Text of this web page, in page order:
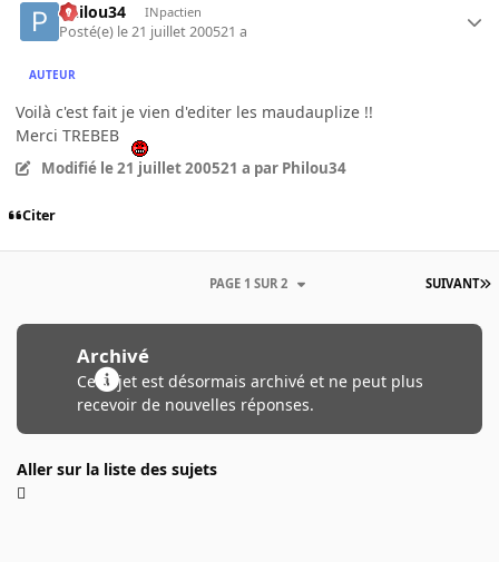
Philou34 INpactien
Posté(e) le 21 juillet 200521 a
AUTEUR
Voilà c'est fait je vien d'editer les maudauplize !!
Merci TREBEB
Modifié le 21 juillet 200521 a par Philou34
Citer
SUIVANT
PAGE 1 SUR 2
Archivé
Ce sujet est désormais archivé et ne peut plus
recevoir de nouvelles réponses.
Aller sur la liste des sujets